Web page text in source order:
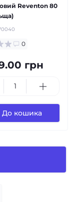
Reventon 80
0
грн
До кошика